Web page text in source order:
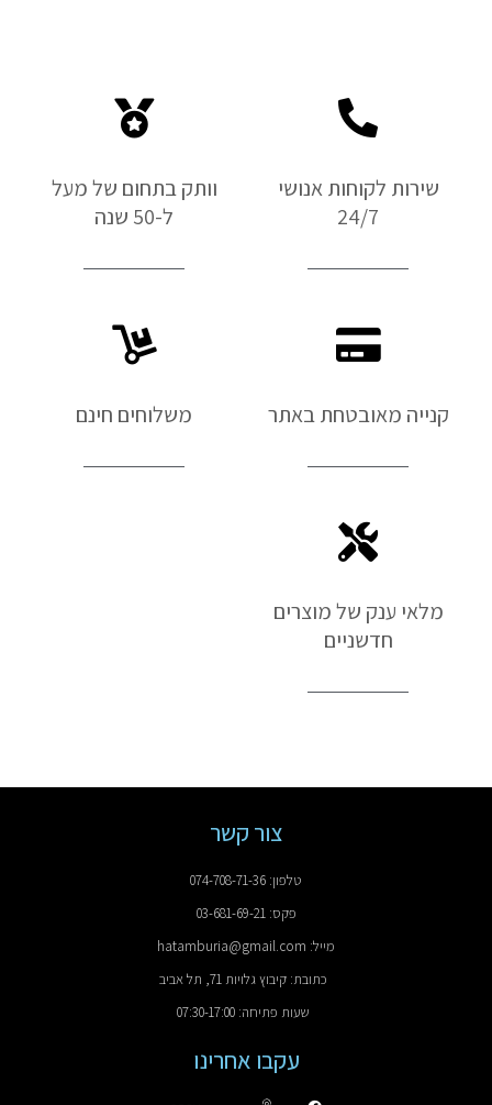
שירות לקוחות אנושי
24/7
וותק בתחום של מעל
ל-50 שנה
קנייה מאובטחת באתר משלוחים חינם
מלאי ענק של מוצרים
חדשניים
צור קשר
טלפון: 074-708-71-36
פקס: 03-681-69-21
מייל: hatamburia@gmail.com
כתובת: קיבוץ גלויות 71, תל אביב
שעות פתיחה: 07:30-17:00
עקבו אחרינו